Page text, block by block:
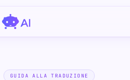
GUIDA ALLA TRADUZIONE